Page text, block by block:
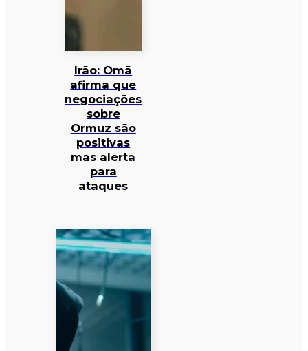
Irão: Omã
afirma que
negociações
sobre
Ormuz são
positivas
mas alerta
para
ataques